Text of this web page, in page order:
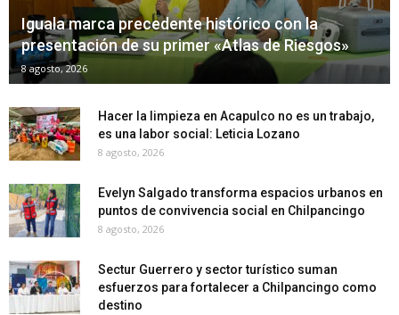
Iguala marca precedente histórico con la
presentación de su primer «Atlas de Riesgos»
8 agosto, 2026
Hacer la limpieza en Acapulco no es un trabajo,
es una labor social: Leticia Lozano
8 agosto, 2026
Evelyn Salgado transforma espacios urbanos en
puntos de convivencia social en Chilpancingo
8 agosto, 2026
Sectur Guerrero y sector turístico suman
esfuerzos para fortalecer a Chilpancingo como
destino